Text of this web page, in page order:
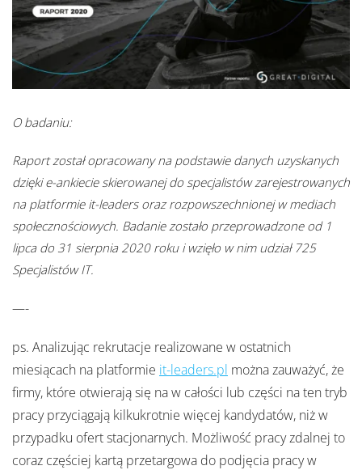
O badaniu:
Raport został opracowany na podstawie danych uzyskanych
dzięki e-ankiecie skierowanej do specjalistów zarejestrowanych
na platformie it-leaders oraz rozpowszechnionej w mediach
społecznościowych. Badanie zostało przeprowadzone od 1
lipca do 31 sierpnia 2020 roku i wzięło w nim udział 725
Specjalistów IT.
—-
ps. Analizując rekrutacje realizowane w ostatnich
miesiącach na platformie it-leaders.pl można zauważyć, że
firmy, które otwierają się na w całości lub części na ten tryb
pracy przyciągają kilkukrotnie więcej kandydatów, niż w
przypadku ofert stacjonarnych. Możliwość pracy zdalnej to
coraz częściej kartą przetargowa do podjęcia pracy w